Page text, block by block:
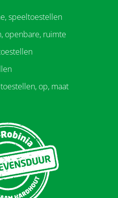
speeltoestellen
openbare, ruimte
op, maat